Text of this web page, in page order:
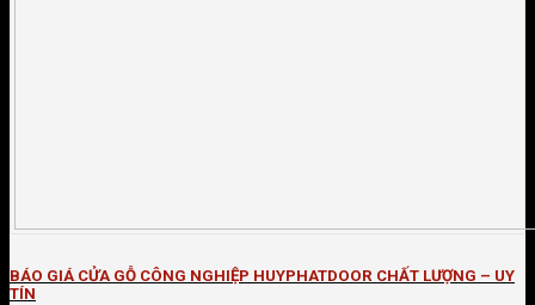
BÁO GIÁ CỬA GỖ CÔNG NGHIỆP HUYPHATDOOR CHẤT LƯỢNG – UY
TÍN